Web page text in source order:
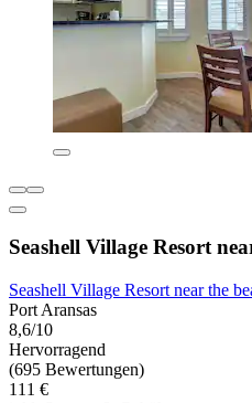
Seashell Village Resort
Seashell Village Resort near the
Port Aransas
8,6/10
Hervorragend
(695 Bewertungen)
111 €